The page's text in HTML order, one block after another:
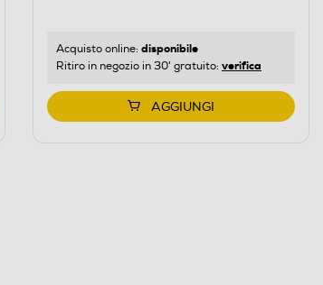
Acquisto online: disponibile
Ritiro in negozio in 30' gratuito: verifica
AGGIUNGI